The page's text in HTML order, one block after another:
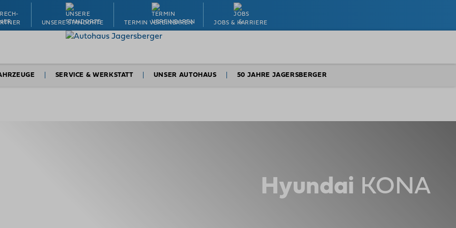
UNSERE STANDORTE TERMIN VEREINBAREN JOBS & KARRIERE
SERVICE & WERKSTATT UNSER AUTOHAUS 50 JAHRE JAGERSBERGER
Hyundai KONA